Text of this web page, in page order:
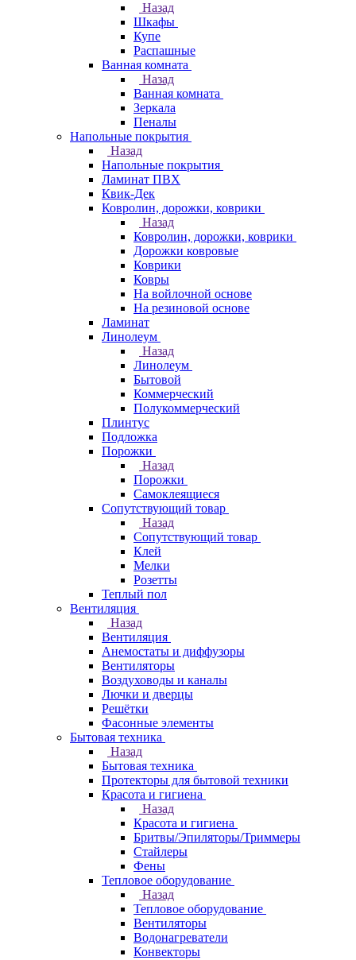
Назад
Шкафы
Купе
Распашные
Ванная комната
Назад
Ванная комната
Зеркала
Пеналы
Напольные покрытия
Назад
Напольные покрытия
Ламинат ПВХ
Квик-Дек
Ковролин, дорожки, коврики
Назад
Ковролин, дорожки, коврики
Дорожки ковровые
Коврики
Ковры
На войлочной основе
На резиновой основе
Ламинат
Линолеум
Назад
Линолеум
Бытовой
Коммерческий
Полукоммерческий
Плинтус
Подложка
Порожки
Назад
Порожки
Самоклеящиеся
Сопутствующий товар
Назад
Сопутствующий товар
Клей
Мелки
Розетты
Теплый пол
Вентиляция
Назад
Вентиляция
Анемостаты и диффузоры
Вентиляторы
Воздуховоды и каналы
Лючки и дверцы
Решётки
Фасонные элементы
Бытовая техника
Назад
Бытовая техника
Протекторы для бытовой техники
Красота и гигиена
Назад
Красота и гигиена
Бритвы/Эпиляторы/Триммеры
Стайлеры
Фены
Тепловое оборудование
Назад
Тепловое оборудование
Вентиляторы
Водонагреватели
Конвекторы